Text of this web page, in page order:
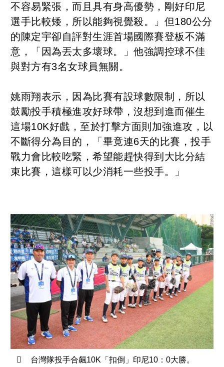
不容易緊張，而且具有身高優勢，剛好印尼
選手比較矮，所以能夠視覺殺。」但180公分
的陳定宇卻自評對生涯首場國際賽登板不滿
意，「因為丟太多壞球。」他強調控球不佳
與對方有3名女球員無關。
姚雨翔表示，因為比賽有設球數限制，所以
鼓勵投手積極進攻好球帶，沒想到進而催生
這場10K好戲，至於打擊方面則加強進攻，以
不斷得分為目的，「畢竟連6天的比賽，投手
戰力會比較吃緊，希望能趕快得到大比分結
束比賽，這樣可以少消耗一些投手。」
台灣隊投手合飆10K「扣倒」印尼10：0大勝。